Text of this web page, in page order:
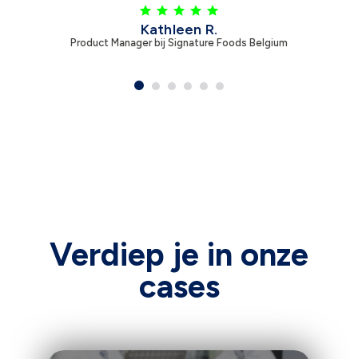
Verdiep je in onze
cases